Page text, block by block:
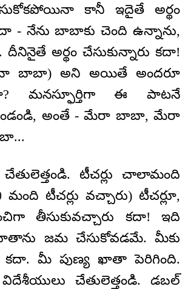
కానీ ఇదైతే అర్థం
- నేను బాబాకు చెంది ఉన్నాను,
అర్థం చేసుకున్నారు కదా!
బాబా) అని అయితే అందరూ
మనస్ఫూర్తిగా ఈ పాటనే
అంతే - మేరా బాబా, మేరా
టీచర్లు చాలామంది
మంది టీచర్లు వచ్చారు) టీచర్లూ,
తీసుకువచ్చారు కదా! ఇది
జమ చేసుకోవడమే. మీకు
కదా. మీ పుణ్య ఖాతా పెరిగింది.
చేతులెత్తండి. డబల్